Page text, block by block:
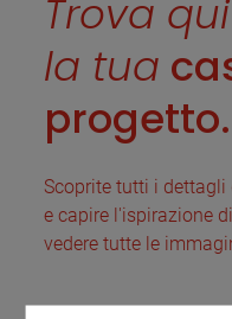
Trova
la tua
progetto.
Scoprite tutti i dettagli
e capire l'ispirazione
vedere tutte le